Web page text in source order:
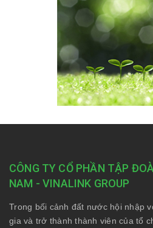
CÔNG TY CỔ PHẦN TẬP
NAM - VINALINK GROUP
Trong bối cảnh đất nước hội nhập
gia và trở thành thành viên của tổ